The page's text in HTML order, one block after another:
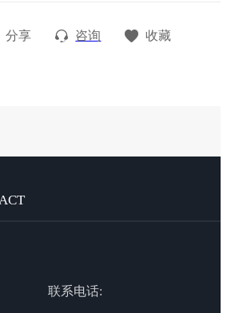
分享 咨询 收藏
联系电话: